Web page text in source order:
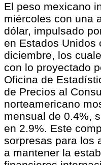
El peso mexicano
miércoles con una
dólar, impulsado
en Estados Unidos
diciembre, los
con lo proyectado
Oficina de
de Precios al
norteamericano
mensual de 0.4%,
en 2.9%. Este
sorpresas para los
a mantener la